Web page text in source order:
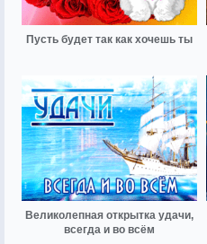
Пусть будет так как хочешь ты
Великолепная открытка удачи,
всегда и во всём